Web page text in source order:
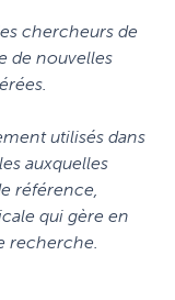
chercheurs de
de nouvelles
utilisés dans
auxquelles
référence,
qui gère en
recherche.